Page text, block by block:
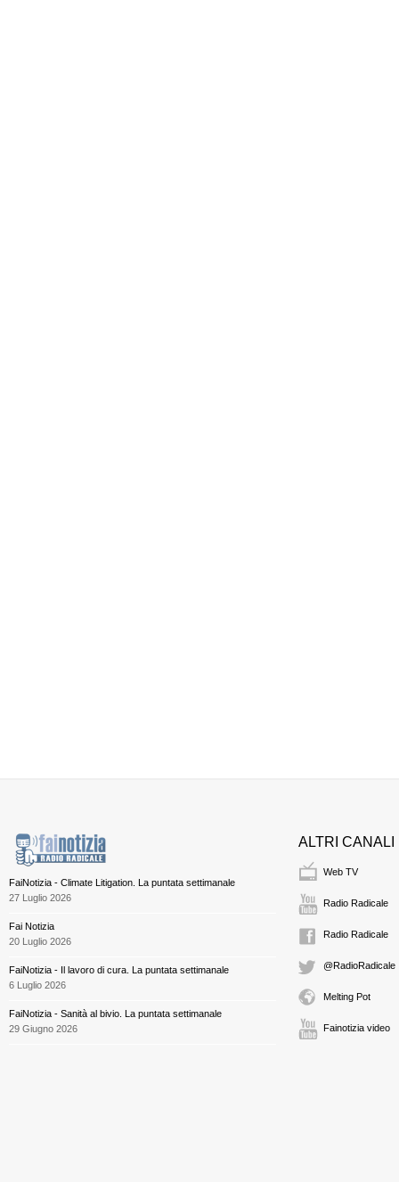
FaiNotizia - Climate Litigation. La puntata settimanale
27 Luglio 2026
Fai Notizia
20 Luglio 2026
FaiNotizia - Il lavoro di cura. La puntata settimanale
6 Luglio 2026
FaiNotizia - Sanità al bivio. La puntata settimanale
29 Giugno 2026
ALTRI CANALI
Web TV
Radio Radicale
Radio Radicale
@RadioRadicale
Melting Pot
Fainotizia video